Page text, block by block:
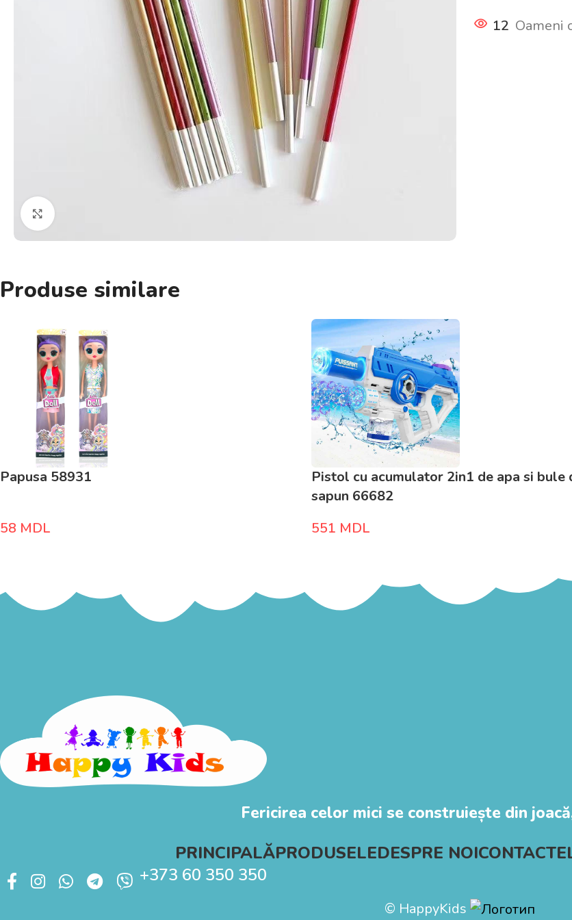
12 Oameni
Produse similare
Papusa 58931
58 MDL
Pistol cu acumulator 2in1 de apa si bule
sapun 66682
551 MDL
Fericirea celor mici se construiește din
PRINCIPALĂPRODUSELEDESPRE NOICONTACTE
+373 60 350 350
© HappyKids